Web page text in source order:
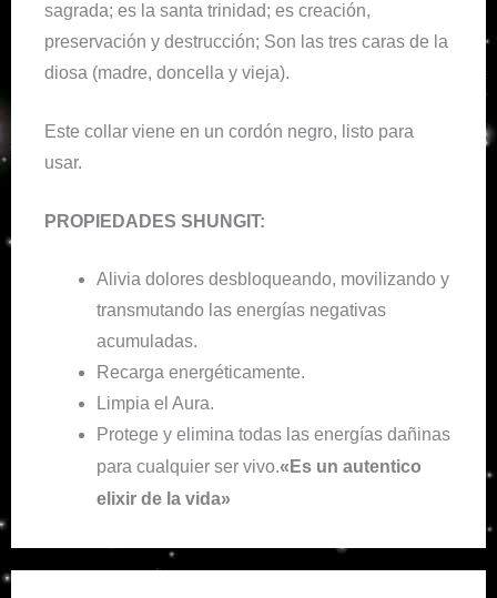
sagrada; es la santa trinidad; es creación,
preservación y destrucción; Son las tres caras de la
diosa (madre, doncella y vieja).
Este collar viene en un cordón negro, listo para
usar.
PROPIEDADES SHUNGIT:
Alivia dolores desbloqueando, movilizando y
transmutando las energías negativas
acumuladas.
Recarga energéticamente.
Limpia el Aura.
Protege y elimina todas las energías dañinas
para cualquier ser vivo.«Es un autentico
elixir de la vida»